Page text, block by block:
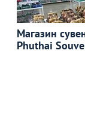
Магазин
Phuthai